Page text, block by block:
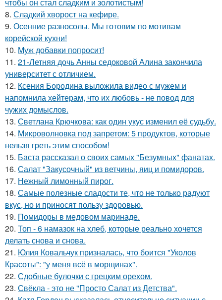
чтобы он стал сладким и золотистым!
8. Сладкий хворост на кефире.
9. Осенние разносолы. Мы готовим по мотивам
корейской кухни!
10. Муж добавки попросит!
11. 21-Летняя дочь Анны седоковой Алина закончила
университет с отличием.
12. Ксения Бородина выложила видео с мужем и
напомнила хейтерам, что их любовь - не повод для
чужих домыслов.
13. Светлана Крючкова: как один укус изменил её судьбу.
14. Микроволновка под запретом: 5 продуктов, которые
нельзя греть этим способом!
15. Баста рассказал о своих самых "Безумных" фанатах.
16. Салат "Закусочный" из ветчины, яиц и помидоров.
17. Нежный лимонный пирог.
18. Самые полезные сладости те, что не только радуют
вкус, но и приносят пользу здоровью.
19. Помидоры в медовом маринаде.
20. Топ - 6 намазок на хлеб, которые реально хочется
делать снова и снова.
21. Юлия Ковальчук призналась, что боится "Уколов
Красоты": "у меня всё в морщинах".
22. Сдобные булочки с грецким орехом.
23. Свёкла - это не "Просто Салат из Детства".